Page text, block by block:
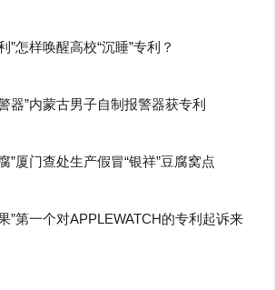
”怎样唤醒高校“沉睡”专利？
器”内蒙古男子自制报警器获专利
”厦门查处生产假冒“银祥”豆腐窝点
”第一个对APPLEWATCH的专利起诉来